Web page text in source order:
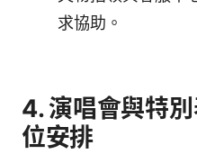
求協助。
4. 演唱會與特
位安排